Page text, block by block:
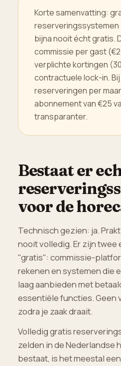
Korte samenvatting:
reserveringssystemen
bijna nooit écht gratis.
commissie per gast
verplichte kortingen
contractuele lock-in.
reserveringen per
abonnement van €25
transparanter.
Bestaat er
voor de
Technisch gezien: ja.
nooit volledig. Er zijn twee
"gratis": commissie-
rekenen en systemen die
laag aanbieden met
essentiële functies. Geen
zodra je zaak draait.
Volledig gratis
zelden in de Nederlandse
bestaat, is het meestal